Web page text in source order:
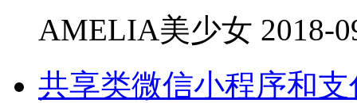
AMELIA美少女 2018-
共享类微信小程序和